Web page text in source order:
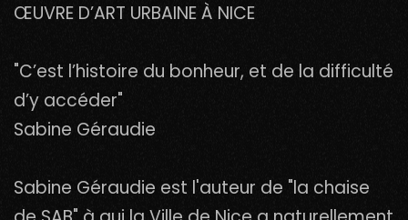
ŒUVRE D’ART URBAINE À NICE
"C’est l’histoire du bonheur, et de la difficulté
d’y accéder"
Sabine Géraudie
Sabine Géraudie est l'auteur de "la chaise